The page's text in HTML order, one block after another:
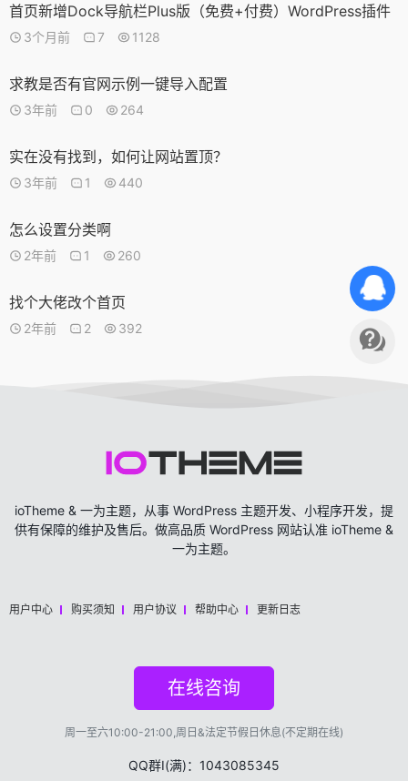
首页新增Dock导航栏Plus版（免费+付费）WordPress插件
3个月前 7 1128
求教是否有官网示例一键导入配置
3年前 0 264
实在没有找到，如何让网站置顶？
3年前 1 440
怎么设置分类啊
2年前 1 260
找个大佬改个首页
2年前 2 392
ioTheme & 一为主题，从事 WordPress 主题开发、小程序开发，提
供有保障的维护及售后。做高品质 WordPress 网站认准 ioTheme &
一为主题。
用户中心 购买须知 用户协议 帮助中心 更新日志
在线咨询
周一至六10:00-21:00,周日&法定节假日休息(不定期在线)
QQ群Ⅰ(满)：1043085345